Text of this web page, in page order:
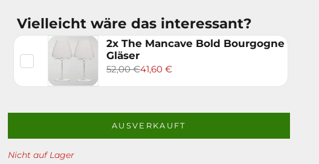
Vielleicht wäre das interessant?
2x The Mancave Bold Bourgogne
Gläser
52,00 €41,60 €
AUSVERKAUFT
Nicht auf Lager